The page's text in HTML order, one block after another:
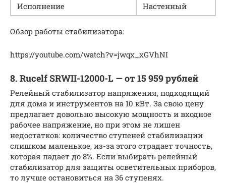
Исполнение
Настенный
Обзор работы стабилизатора:
https://youtube.com/watch?v=jwqx_xGVhNI
8. Rucelf SRWII-12000-L — от 15 959 рублей
Релейный стабилизатор напряжения, подходящий
для дома и инструментов на 10 кВт. За свою цену
предлагает довольно высокую мощность и входное
рабочее напряжение, но при этом не лишен
недостатков: количество ступеней стабилизации
слишком маленькое, из-за этого страдает точность,
которая падает до 8%. Если выбирать релейный
стабилизатор для защиты осветительных приборов,
то лучше остановиться на 36 ступенях.